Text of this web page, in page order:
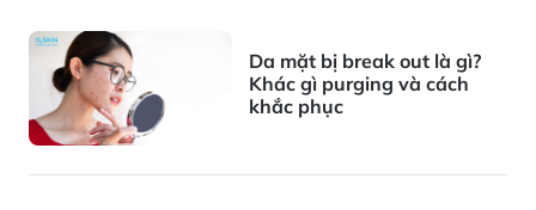
Da mặt bị break out là gì?
Khác gì purging và cách
khắc phục